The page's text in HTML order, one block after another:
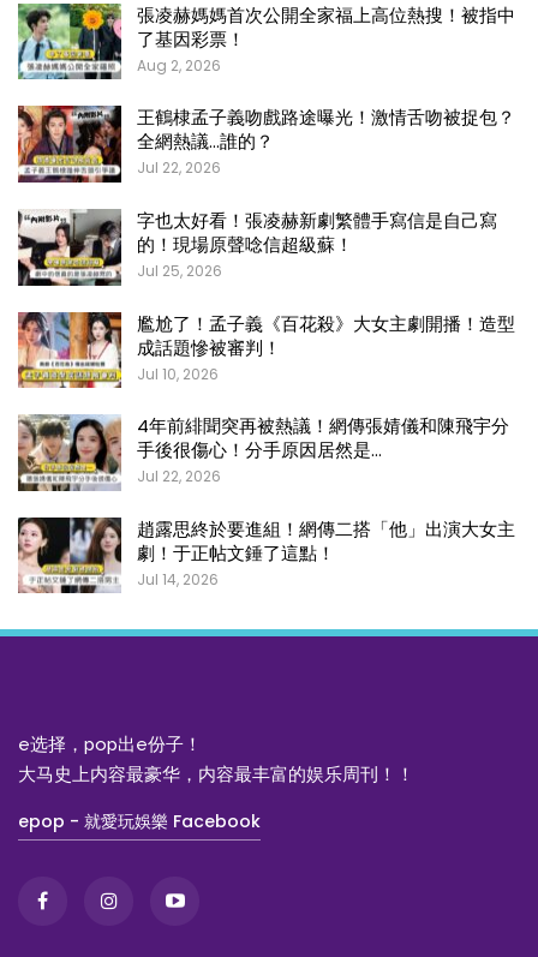
張凌赫媽媽首次公開全家福上高位熱搜！被指中
了基因彩票！
Aug 2, 2026
王鶴棣孟子義吻戲路途曝光！激情舌吻被捉包？
全網熱議…誰的？
Jul 22, 2026
字也太好看！張凌赫新劇繁體手寫信是自己寫
的！現場原聲唸信超級蘇！
Jul 25, 2026
尷尬了！孟子義《百花殺》大女主劇開播！造型
成話題慘被審判！
Jul 10, 2026
4年前緋聞突再被熱議！網傳張婧儀和陳飛宇分
手後很傷心！分手原因居然是…
Jul 22, 2026
趙露思終於要進組！網傳二搭「他」出演大女主
劇！于正帖文錘了這點！
Jul 14, 2026
e选择，pop出e份子！
大马史上内容最豪华，内容最丰富的娱乐周刊！！
epop - 就愛玩娛樂 Facebook